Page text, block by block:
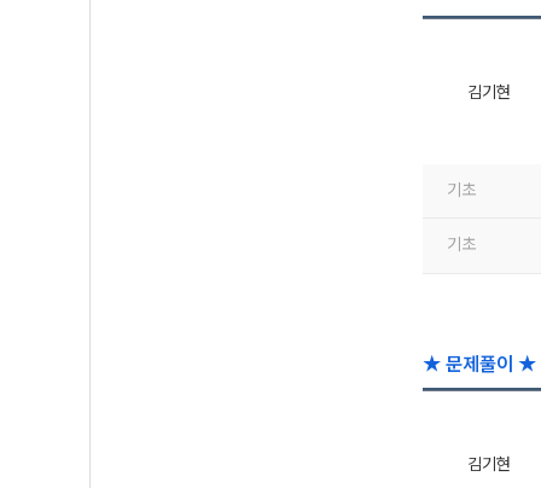
김기현
기초
기초
★ 문제풀이 ★
김기현